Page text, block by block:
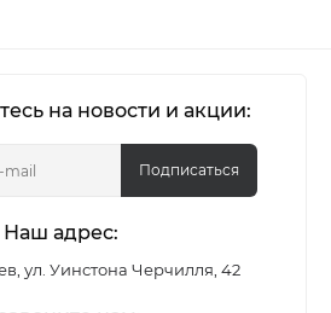
на новости и акции:
Подписаться
Наш адрес:
ул. Уинстона Черчилля, 42